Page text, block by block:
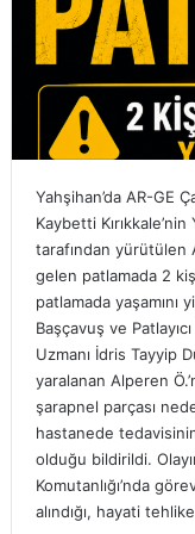
Yahşihan’da AR-GE
Kaybetti
tarafından yürütülen
gelen patlamada 2
patlamada yaşamını
Başçavuş ve
Uzmanı İdris Tayyip
yaralanan Alperen
şarapnel parçası
hastanede
olduğu bildirildi.
Komutanlığı’nda
alındığı, hayati